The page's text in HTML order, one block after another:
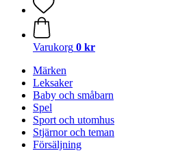
Varukorg 0 kr
Märken
Leksaker
Baby och småbarn
Spel
Sport och utomhus
Stjärnor och teman
Försäljning